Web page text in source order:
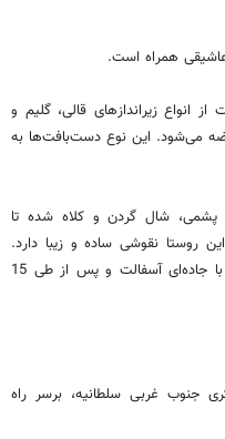
همراه است.
انواع زیراندازهای قالی، گلیم و
می‌شود. این نوع دست‌بافت‌ها به
پشمی، شال گردن و کلاه شده تا
روستا نقوشی ساده و زیبا دارد.
دسترسی این روستا از طریق شهر سلطانیه، با جاده‌ای آسفالت و پس از طی 15
بقعه چلبی اوغلی در 500 متری جنوب غربی سلطانیه، برسر راه